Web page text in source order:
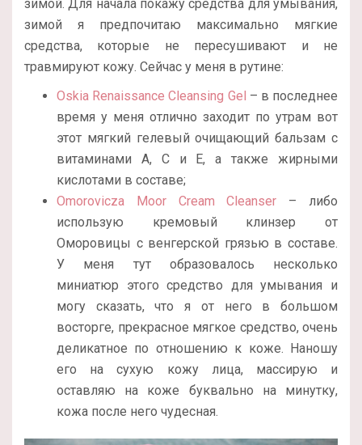
зимой. Для начала покажу средства для умывания,
зимой я предпочитаю максимально мягкие
средства, которые не пересушивают и не
травмируют кожу. Сейчас у меня в рутине:
Oskia Renaissance Cleansing Gel – в последнее
время у меня отлично заходит по утрам вот
этот мягкий гелевый очищающий бальзам с
витаминами А, С и Е, а также жирными
кислотами в составе;
Omorovicza Moor Cream Cleanser – либо
использую кремовый клинзер от
Оморовицы с венгерской грязью в составе.
У меня тут образовалось несколько
миниатюр этого средство для умывания и
могу сказать, что я от него в большом
восторге, прекрасное мягкое средство, очень
деликатное по отношению к коже. Наношу
его на сухую кожу лица, массирую и
оставляю на коже буквально на минутку,
кожа после него чудесная.